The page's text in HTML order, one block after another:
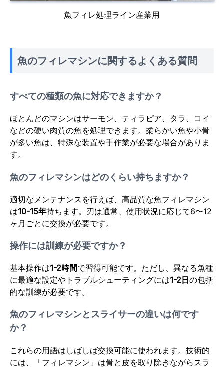
魚フィレ処理ライン産業用
魚のフィレマシンに関するよくある質問
すべての種類の魚に対応できますか？
ほとんどのマシンはサーモン、ティラピア、タラ、コイ
などの硬い肉質の魚を処理できます。柔らかい魚や小骨
が多い魚は、特殊な装置や手作業が必要な場合がありま
す。
魚のフィレマシンはどのくらい持ちますか？
適切なメンテナンスを行えば、高品質な魚フィレマシン
は10-15年持ちます。刃は通常、使用状況に応じて6〜12
ヶ月ごとに交換が必要です。
操作には訓練が必要ですか？
基本操作は1-2時間で習得可能です。ただし、異なる魚種
に最適な設定やトラブルシューティングには1-2日の包括
的な訓練が必要です。
魚のフィレマシンとスライサーの違いは何です
か？
これらの用語はしばしば交換可能に使われます。技術的
には、「フィレマシン」は骨と皮を取り除きながらスラ